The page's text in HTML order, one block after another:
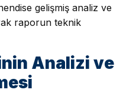
gelişmiş analiz ve
raporun teknik
Analizi ve